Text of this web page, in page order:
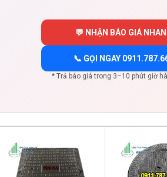
💬 NHẬN BÁO GIÁ
📞 GỌI NGAY
* Trả báo giá trong 3–10 phút giờ